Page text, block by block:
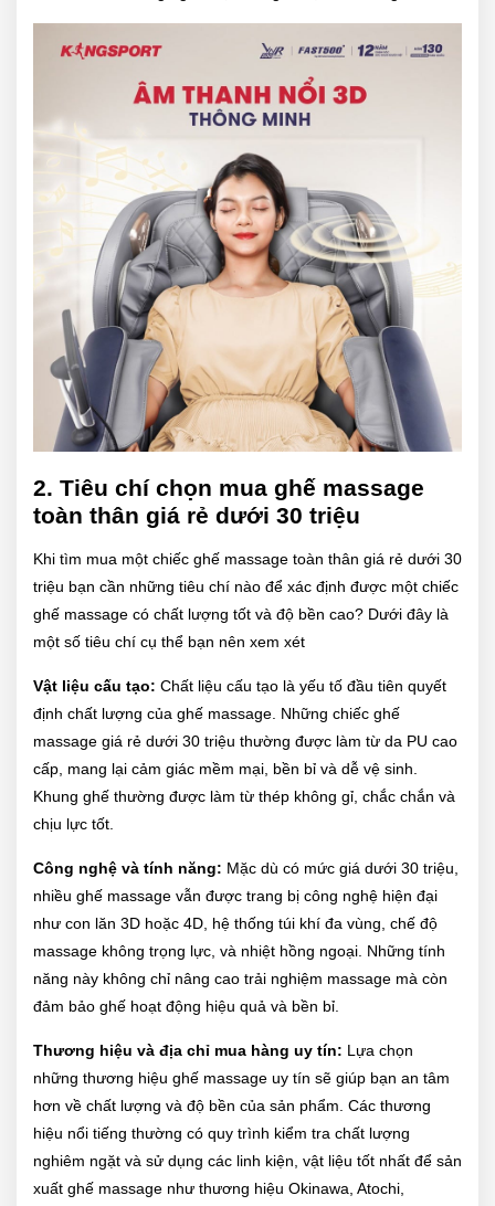
2. Tiêu chí chọn mua ghế massage
toàn thân giá rẻ dưới 30 triệu
Khi tìm mua một chiếc ghế massage toàn thân giá rẻ dưới 30
triệu bạn cần những tiêu chí nào để xác định được một chiếc
ghế massage có chất lượng tốt và độ bền cao? Dưới đây là
một số tiêu chí cụ thể bạn nên xem xét
Vật liệu cấu tạo: Chất liệu cấu tạo là yếu tố đầu tiên quyết
định chất lượng của ghế massage. Những chiếc ghế
massage giá rẻ dưới 30 triệu thường được làm từ da PU cao
cấp, mang lại cảm giác mềm mại, bền bỉ và dễ vệ sinh.
Khung ghế thường được làm từ thép không gỉ, chắc chắn và
chịu lực tốt.
Công nghệ và tính năng: Mặc dù có mức giá dưới 30 triệu,
nhiều ghế massage vẫn được trang bị công nghệ hiện đại
như con lăn 3D hoặc 4D, hệ thống túi khí đa vùng, chế độ
massage không trọng lực, và nhiệt hồng ngoại. Những tính
năng này không chỉ nâng cao trải nghiệm massage mà còn
đảm bảo ghế hoạt động hiệu quả và bền bỉ.
Thương hiệu và địa chỉ mua hàng uy tín: Lựa chọn
những thương hiệu ghế massage uy tín sẽ giúp bạn an tâm
hơn về chất lượng và độ bền của sản phẩm. Các thương
hiệu nổi tiếng thường có quy trình kiểm tra chất lượng
nghiêm ngặt và sử dụng các linh kiện, vật liệu tốt nhất để sản
xuất ghế massage như thương hiệu Okinawa, Atochi,